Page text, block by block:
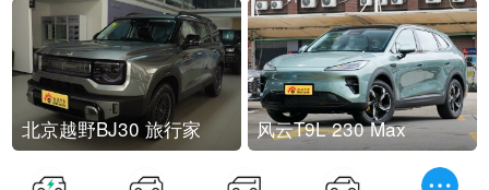
北京越野BJ30 旅行家 风云T9L 230 Max